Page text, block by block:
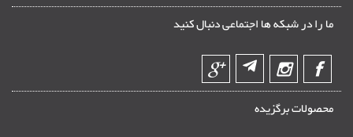
ما را در شبکه ها اجتماعی دنبال کنید
محصولات برگزیده